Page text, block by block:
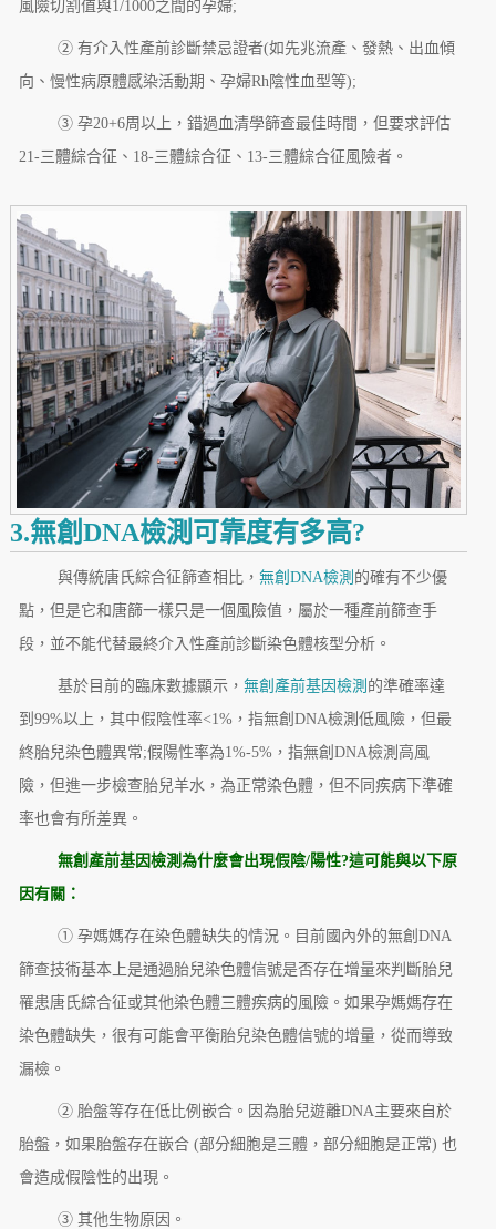
風險切割值與1/1000之間的孕婦;
② 有介入性產前診斷禁忌證者(如先兆流產、發熱、出血傾
向、慢性病原體感染活動期、孕婦Rh陰性血型等);
③ 孕20+6周以上，錯過血清學篩查最佳時間，但要求評估
21-三體綜合征、18-三體綜合征、13-三體綜合征風險者。
3.無創DNA檢測可靠度有多高?
與傳統唐氏綜合征篩查相比， 無創DNA檢測 的確有不少優
點，但是它和唐篩一樣只是一個風險值，屬於一種產前篩查手
段，並不能代替最終介入性產前診斷染色體核型分析。
基於目前的臨床數據顯示， 無創產前基因檢測 的準確率達
到99%以上，其中假陰性率<1%，指無創DNA檢測低風險，但最
終胎兒染色體異常;假陽性率為1%-5%，指無創DNA檢測高風
險，但進一步檢查胎兒羊水，為正常染色體，但不同疾病下準確
率也會有所差異。
無創產前基因檢測為什麼會出現假陰/陽性?這可能與以下原
因有關：
① 孕媽媽存在染色體缺失的情況。目前國內外的無創DNA
篩查技術基本上是通過胎兒染色體信號是否存在增量來判斷胎兒
罹患唐氏綜合征或其他染色體三體疾病的風險。如果孕媽媽存在
染色體缺失，很有可能會平衡胎兒染色體信號的增量，從而導致
漏檢。
② 胎盤等存在低比例嵌合。因為胎兒遊離DNA主要來自於
胎盤，如果胎盤存在嵌合 (部分細胞是三體，部分細胞是正常) 也
會造成假陰性的出現。
③ 其他生物原因。